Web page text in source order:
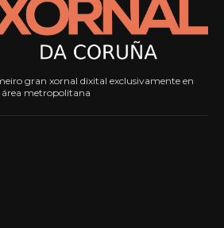
gran xornal dixital exclusivamente en
área metropolitana